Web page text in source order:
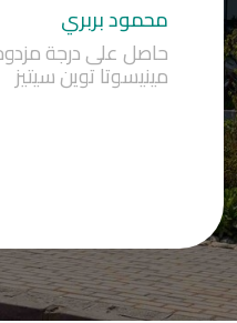
محمود بربري
حاصل على درجة
مينيسوتا توين سيتيز